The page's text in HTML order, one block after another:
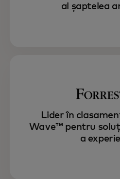
Descoperă Experience OS
al șaptelea
Lider în
Wave™ pentru
a